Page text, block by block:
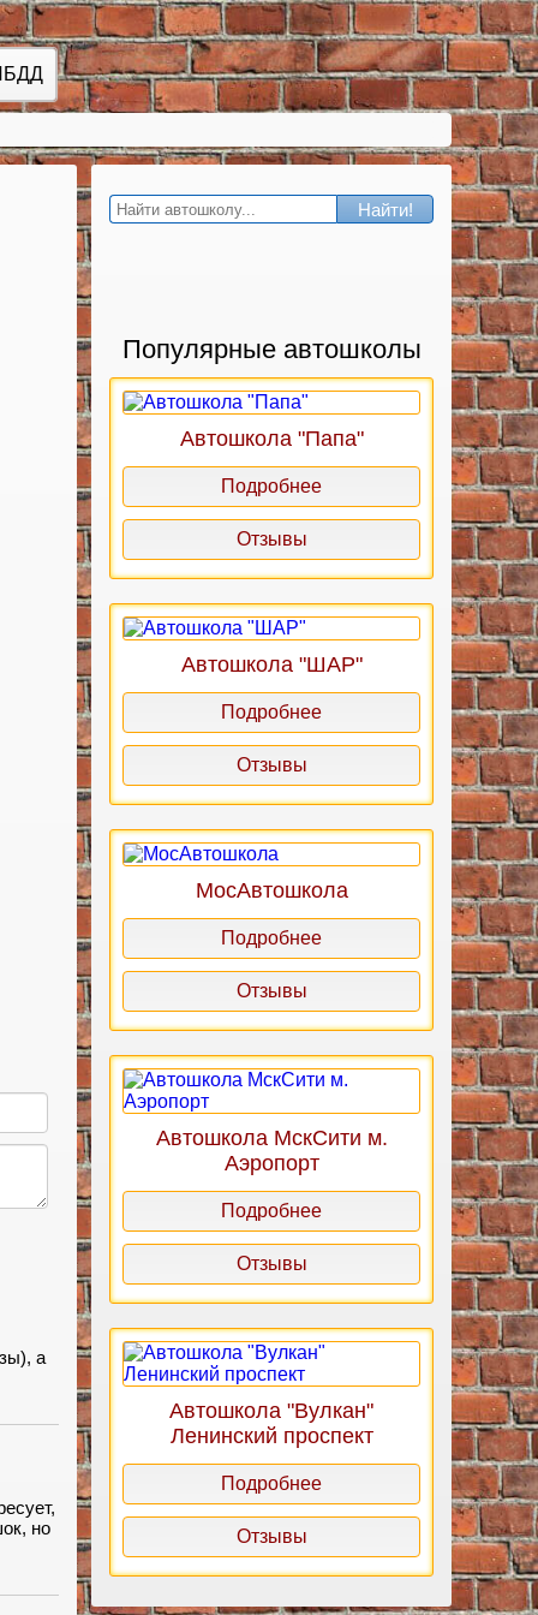
а
но
Найти!
Популярные автошколы
Автошкола "Папа"
Подробнее
Отзывы
Автошкола "ШАР"
Подробнее
Отзывы
МосАвтошкола
Подробнее
Отзывы
Автошкола МскСити м.
Аэропорт
Подробнее
Отзывы
Автошкола "Вулкан"
Ленинский проспект
Подробнее
Отзывы